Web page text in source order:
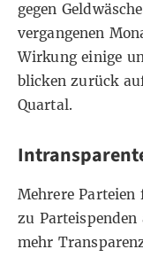
gegen
vergangenen
Wirkung einige
blicken zurück
Quartal.
Mehrere Parteien
zu
mehr